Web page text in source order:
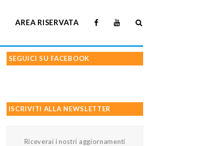
AREA RISERVATA
SEGUICI SU FACEBOOK
ISCRIVITI ALLA NEWSLETTER
Riceverai i nostri aggiornamenti